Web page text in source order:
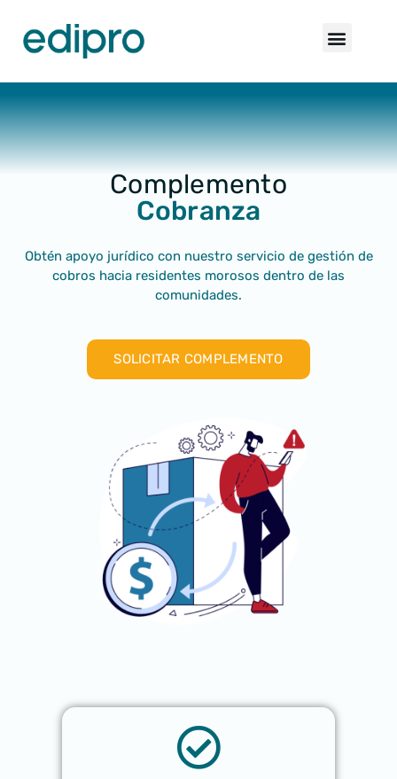
Complemento
Cobranza
Obtén apoyo jurídico con nuestro servicio de gestión de
cobros hacia residentes morosos dentro de las
comunidades.
SOLICITAR COMPLEMENTO